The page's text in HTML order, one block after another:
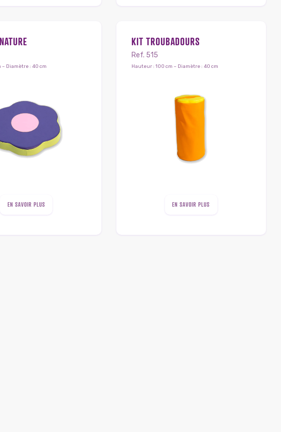
– Diamètre : 40 cm
EN SAVOIR PLUS
KIT TROUBADOURS
Ref. 515
Hauteur : 100 cm – Diamètre : 40 cm
EN SAVOIR PLUS